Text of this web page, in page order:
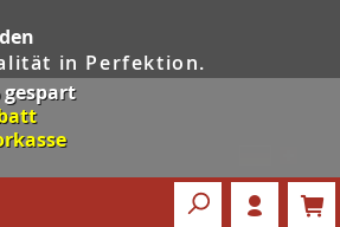
in Perfektion.